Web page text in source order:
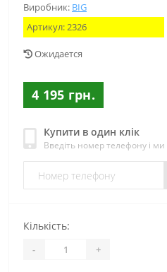
Виробник: BIG
Артикул:2326
Ожидается
4 195 грн.
Купити в один клік
Введіть номер телефону і
Кількість:
- +